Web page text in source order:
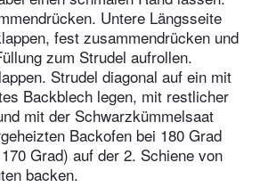
Untere Längsseite
fest zusammendrücken und
zum Strudel aufrollen.
Strudel diagonal auf ein mit
Backblech legen, mit restlicher
mit der Schwarzkümmelsaat
Backofen bei 180 Grad
Grad) auf der 2. Schiene von
backen.